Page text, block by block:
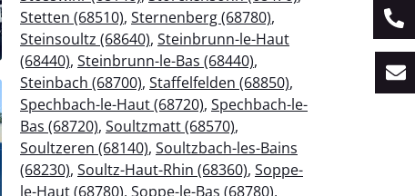
Stetten (68510), Sternenberg (68780),
Steinsoultz (68640), Steinbrunn-le-Haut
(68440), Steinbrunn-le-Bas (68440),
Steinbach (68700), Staffelfelden (68850),
Spechbach-le-Haut (68720), Spechbach-le-
Bas (68720), Soultzmatt (68570),
Soultzeren (68140), Soultzbach-les-Bains
(68230), Soultz-Haut-Rhin (68360), Soppe-
le-Haut (68780), Soppe-le-Bas (68780),